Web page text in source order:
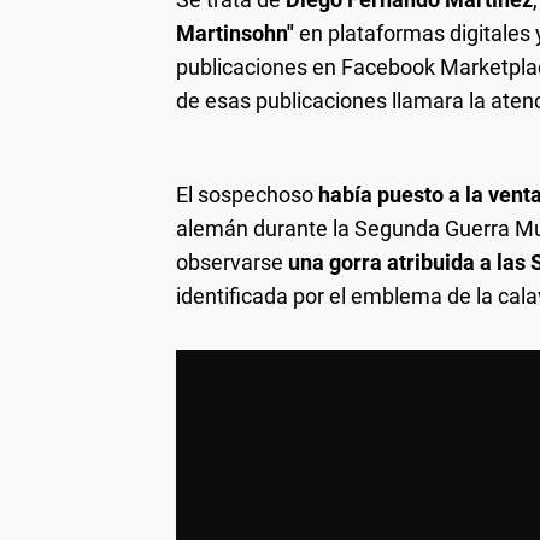
Martinsohn"en plataformas digitales
publicaciones en Facebook
de esas publicaciones llamara la
El sospechoso había puesto a la
alemán durante la Segunda Guerra
observarse una gorra atribuida a las
identificada por el emblema de la